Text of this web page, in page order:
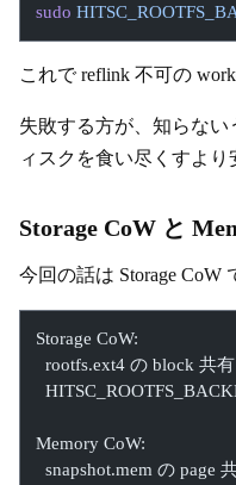
sudo
これで reflink 不可の
失敗する方が、知らない
ィスクを食い尽くすより
Storage CoW と
今回の話は Storage CoW
Storage CoW:
  rootfs.ext4 の block 共有
Memory CoW:
snapshot.mem の page